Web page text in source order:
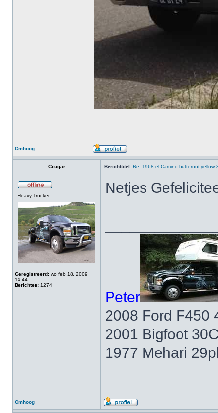
Omhoog
Cougar Berichttitel: Re: 1968 el Camino butternut yellow
Heavy Trucker
Geregistreerd: wo feb 18, 2009
14:44
Berichten: 1274
Netjes
Peter
2008 Ford F450
2001 Bigfoot
1977 Mehari
Omhoog